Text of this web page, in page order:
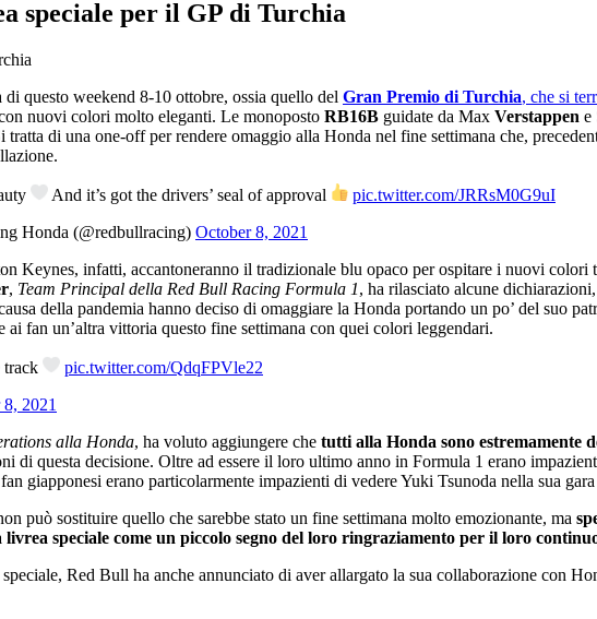
speciale per il GP di Turchia
di questo weekend 8-10 ottobre, ossia quello del Gran Premio di Turchia, che si
nuovi colori molto eleganti. Le monoposto RB16B guidate da Max Verstappen e
tratta di una one-off per rendere omaggio alla Honda nel fine settimana che,
And it’s got the drivers’ seal of approval
pic.twitter.com/JRRsM0G9uI
Honda (@redbullracing) October 8, 2021
Keynes, infatti, accantoneranno il tradizionale blu opaco per ospitare i nuovi colori
, Team Principal della Red Bull Racing Formula 1, ha rilasciato alcune
della pandemia hanno deciso di omaggiare la Honda portando un po’ del suo
fan un’altra vittoria questo fine settimana con quei colori leggendari.
track
pic.twitter.com/QdqFPVle22
2021
alla Honda, ha voluto aggiungere che tutti alla Honda sono estremamente
di questa decisione. Oltre ad essere il loro ultimo anno in Formula 1 erano
giapponesi erano particolarmente impazienti di vedere Yuki Tsunoda nella sua gara
può sostituire quello che sarebbe stato un fine settimana molto emozionante, ma
speciale come un piccolo segno del loro ringraziamento per il loro
Red Bull ha anche annunciato di aver allargato la sua collaborazione con